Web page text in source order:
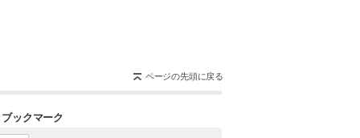
ページの先頭に戻る
ックマーク